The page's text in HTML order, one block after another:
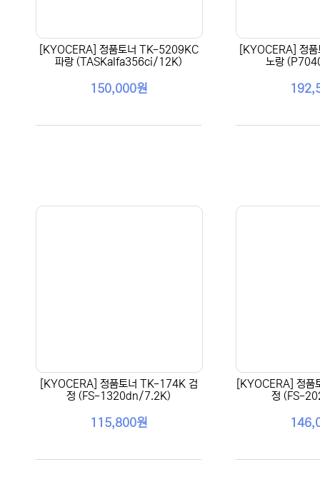
[KYOCERA] 정품토너 TK-5209KC
파랑 (TASKalfa356ci/12K)
150,000원
[KYOCERA] 정
노랑
[KYOCERA] 정품토너 TK-174K 검
정 (FS-1320dn/7.2K)
115,800원
[KYOCERA] 정
정 (FS-